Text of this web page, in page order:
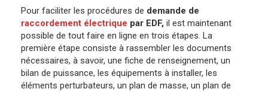
Pour faciliter les procédures de demande de
raccordement électrique par EDF, il est maintenant
possible de tout faire en ligne en trois étapes. La
première étape consiste à rassembler les documents
nécessaires, à savoir, une fiche de renseignement, un
bilan de puissance, les équipements à installer, les
éléments perturbateurs, un plan de masse, un plan de